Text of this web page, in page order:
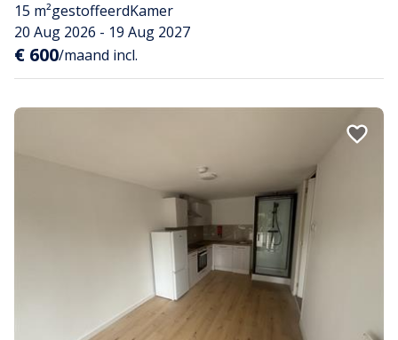
15 m²gestoffeerdKamer
20 Aug 2026 - 19 Aug 2027
€ 600/maand incl.